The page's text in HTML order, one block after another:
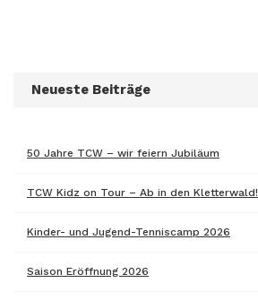
Neueste Beiträge
50 Jahre TCW – wir feiern Jubiläum
TCW Kidz on Tour – Ab in den Kletterwald!
Kinder- und Jugend-Tenniscamp 2026
Saison Eröffnung 2026